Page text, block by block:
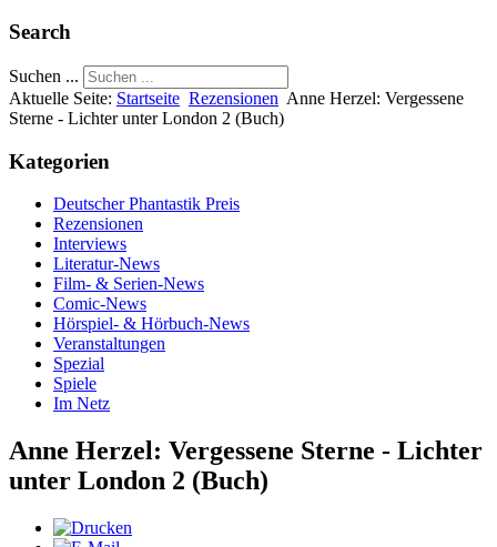
Search
Suchen ...
Aktuelle Seite: Startseite Rezensionen Anne Herzel: Vergessene
Sterne - Lichter unter London 2 (Buch)
Kategorien
Deutscher Phantastik Preis
Rezensionen
Interviews
Literatur-News
Film- & Serien-News
Comic-News
Hörspiel- & Hörbuch-News
Veranstaltungen
Spezial
Spiele
Im Netz
Anne Herzel: Vergessene Sterne - Lichter
unter London 2 (Buch)